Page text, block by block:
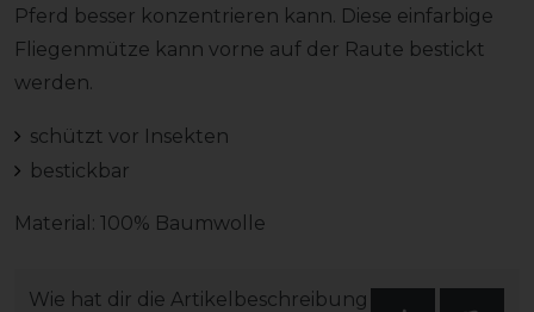
Pferd besser konzentrieren kann. Diese einfarbige
Fliegenmütze kann vorne auf der Raute bestickt
werden.
schützt vor Insekten
bestickbar
Material: 100% Baumwolle
Wie hat dir die Artikelbeschreibung